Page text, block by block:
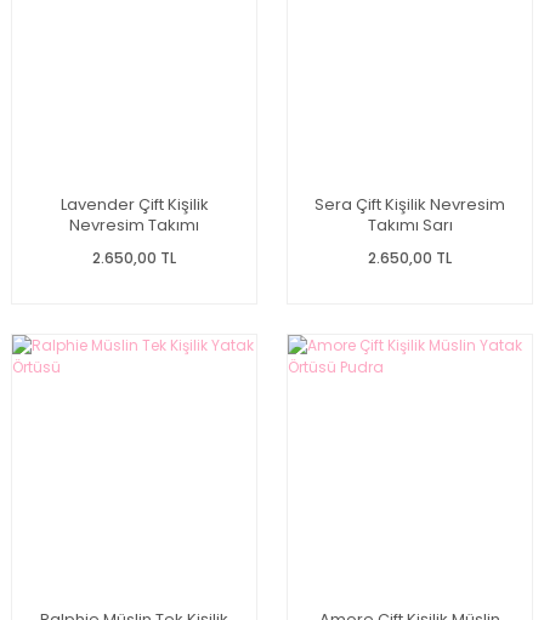
Lavender Çift Kişilik
Nevresim Takımı
2.650,00 TL
Sera Çift Kişilik Nevresim
Takımı Sarı
2.650,00 TL